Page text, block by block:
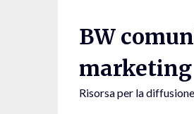
BW
marketing
Risorsa per la